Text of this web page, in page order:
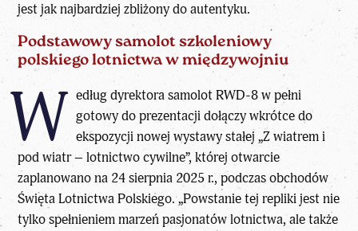
jest jak najbardziej zbliżony do autentyku.
Podstawowy samolot szkoleniowy
polskiego lotnictwa w międzywojniu
W edług dyrektora samolot RWD-8 w pełni
gotowy do prezentacji dołączy wkrótce do
ekspozycji nowej wystawy stałej „Z wiatrem i
pod wiatr – lotnictwo cywilne”, której otwarcie
zaplanowano na 24 sierpnia 2025 r., podczas obchodów
Święta Lotnictwa Polskiego. „Powstanie tej repliki jest nie
tylko spełnieniem marzeń pasjonatów lotnictwa, ale także